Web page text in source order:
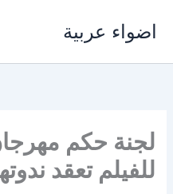
اضواء عربية
لجنة حكم
للفيلم تعقد